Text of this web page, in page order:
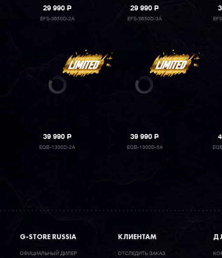
29 990P
EFS-S650D-2A
29 990P
EFS-S650D-3A
39 990P
EQB-1300D-2A
39 990P
EQB-1300D-5A
G-STORE RUSSIA
ОФИЦИАЛЬНЫЙ ДИЛЕР
КЛИЕНТАМ
ОТСЛЕДИТЬ ЗАКАЗ